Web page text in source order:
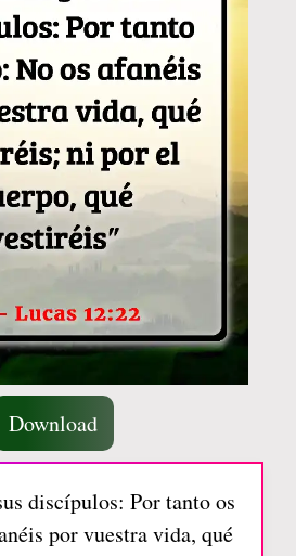
Download
discípulos: Por tanto os
por vuestra vida, qué